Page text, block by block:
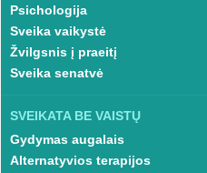
Psichologija
Sveika vaikystė
Žvilgsnis į praeitį
Sveika senatvė
SVEIKATA BE VAISTŲ
Gydymas augalais
Alternatyvios terapijos